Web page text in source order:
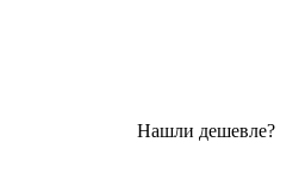
Нашли дешевле?